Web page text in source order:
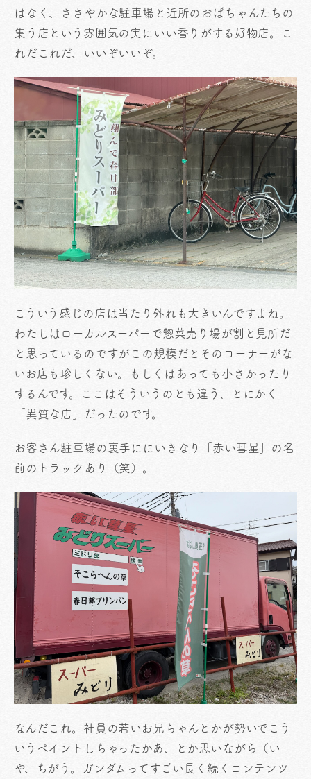
はなく、ささやかな駐車場と近所のおばちゃんたちの
集う店という雰囲気の実にいい香りがする好物店。こ
れだこれだ、いいぞいいぞ。
こういう感じの店は当たり外れも大きいんですよね。
わたしはローカルスーパーで惣菜売り場が割と見所だ
と思っているのですがこの規模だとそのコーナーがな
いお店も珍しくない。もしくはあっても小さかったり
するんです。ここはそういうのとも違う、とにかく
「異質な店」だったのです。
お客さん駐車場の裏手ににいきなり「赤い彗星」の名
前のトラックあり（笑）。
なんだこれ。社員の若いお兄ちゃんとかが勢いでこう
いうペイントしちゃったかあ、とか思いながら（い
や、ちがう。ガンダムってすごい長く続くコンテンツ